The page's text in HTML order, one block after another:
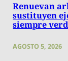
Renuevan
sustituyen
siempre
AGOSTO 5, 2026